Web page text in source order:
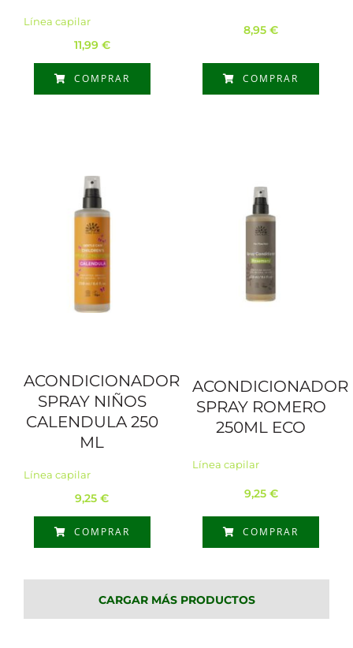
Línea capilar
11,99 €
COMPRAR
8,95 €
COMPRAR
ACONDICIONADOR
SPRAY NIÑOS
CALENDULA 250
ML
Línea capilar
9,25€
COMPRAR
ACONDICIONADOR
SPRAY ROMERO
250ML ECO
Línea capilar
9,25 €
COMPRAR
CARGAR MÁS PRODUCTOS